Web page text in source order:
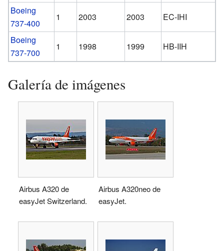
Boeing
737-400
1 2003 2003
EC-IHI
Boeing
737-700
1 1998 1999 HB-IIH
Galería de imágenes
Airbus A320 de
easyJet Switzerland.
Airbus A320neo de
easyJet.